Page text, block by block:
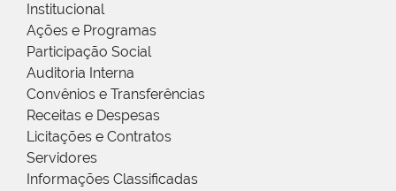
Institucional
Ações e Programas
Participação Social
Auditoria Interna
Convênios e Transferências
Receitas e Despesas
Licitações e Contratos
Servidores
Informações Classificadas